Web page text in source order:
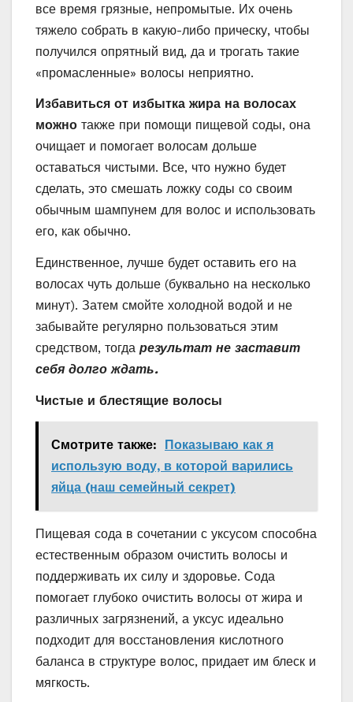
все время грязные, непромытые. Их очень
тяжело собрать в какую-либо прическу, чтобы
получился опрятный вид, да и трогать такие
«промасленные» волосы неприятно.
Избавиться от избытка жира на волосах
можно также при помощи пищевой соды, она
очищает и помогает волосам дольше
оставаться чистыми. Все, что нужно будет
сделать, это смешать ложку соды со своим
обычным шампунем для волос и использовать
его, как обычно.
Единственное, лучше будет оставить его на
волосах чуть дольше (буквально на несколько
минут). Затем смойте холодной водой и не
забывайте регулярно пользоваться этим
средством, тогда результат не заставит
себя долго ждать.
Чистые и блестящие волосы
Смотрите также:
Показываю как я
использую воду, в которой варились
яйца (наш семейный секрет)
Пищевая сода в сочетании с уксусом способна
естественным образом очистить волосы и
поддерживать их силу и здоровье. Сода
помогает глубоко очистить волосы от жира и
различных загрязнений, а уксус идеально
подходит для восстановления кислотного
баланса в структуре волос, придает им блеск и
мягкость.